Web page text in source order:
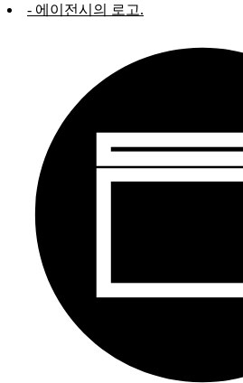
- 에이전시의 로고.